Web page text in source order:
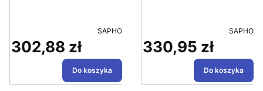
PRODUCENT
SAPHO
Cena
302,88 zł
Do koszyka
SAPHO
Cena
330,95 zł
Do koszyka